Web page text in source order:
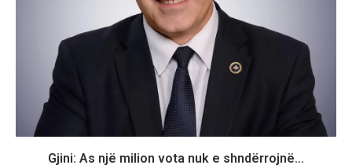
Gjini: As një milion vota nuk e shndërrojnë...